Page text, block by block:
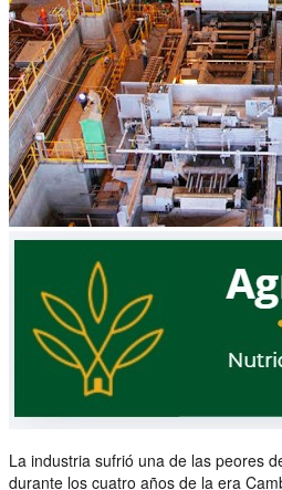
La industria sufrió una de las peores
durante los cuatro años de la era